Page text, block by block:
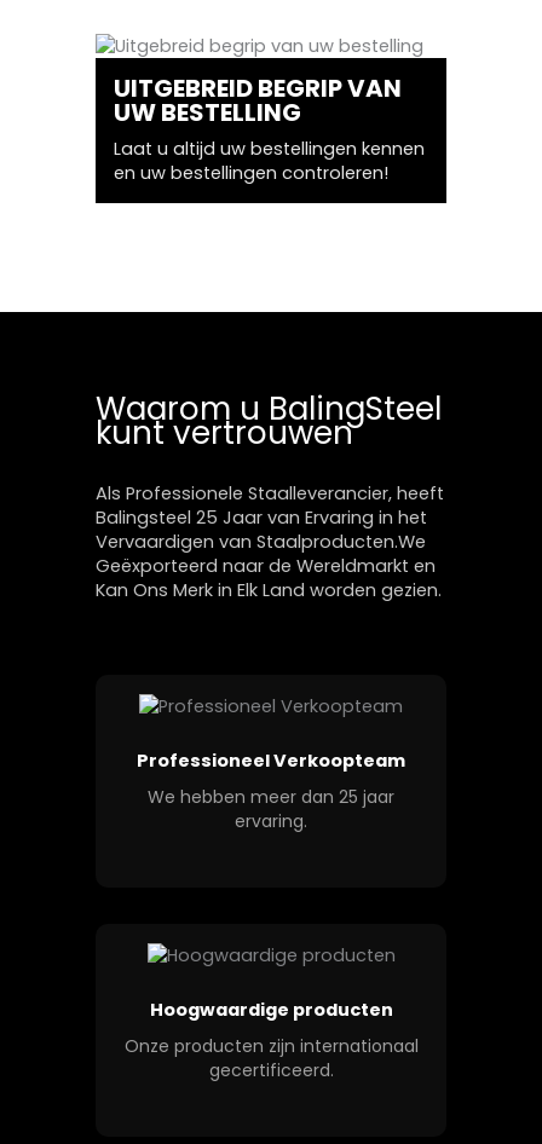
UITGEBREID BEGRIP VAN
UW BESTELLING
Laat u altijd uw bestellingen kennen
en uw bestellingen controleren!
Waarom u BalingSteel
kunt vertrouwen
Als Professionele Staalleverancier, heeft
Balingsteel 25 Jaar van Ervaring in het
Vervaardigen van Staalproducten.We
Geëxporteerd naar de Wereldmarkt en
Kan Ons Merk in Elk Land worden gezien.
Professioneel Verkoopteam
We hebben meer dan 25 jaar
ervaring.
Hoogwaardige producten
Onze producten zijn internationaal
gecertificeerd.